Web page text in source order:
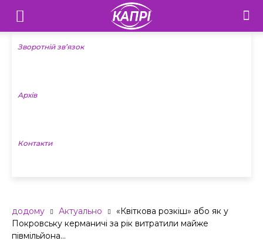
Телебачення
«Капрі»
Новини
Зворотній зв’язок
Архів
Контакти
додому Актуально
«Квіткова розкіш» або як у
Покровську керманичі за рік витратили майже
півмільйона...